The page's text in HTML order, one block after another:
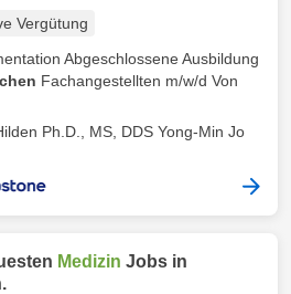
Vergütung
Abgeschlossene Ausbildung
Fachangestellten m/w/d Von
Ph.D., MS, DDS Yong-Min Jo
Medizin Jobs in